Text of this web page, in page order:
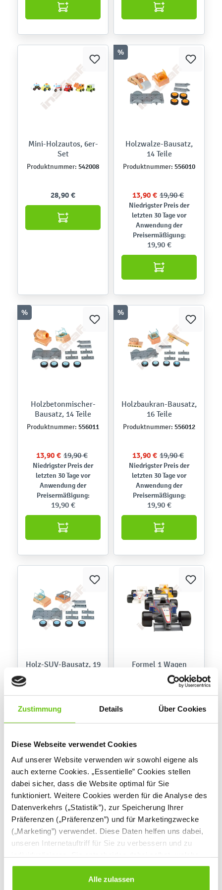
Zustimmung Details Über Cookies
Diese Webseite verwendet Cookies
Auf unserer Website verwenden wir sowohl eigene als
auch externe Cookies. „Essentielle” Cookies stellen
dabei sicher, dass die Website optimal für Sie
funktioniert. Weitere Cookies werden für die Analyse des
Datenverkehrs („Statistik”), zur Speicherung Ihrer
Präferenzen („Präferenzen”) und für Marketingzwecke
(„Marketing”) verwendet. Diese Daten helfen uns dabei,
unseren Internetauftriff für Sie zu verbessern und zu
Cookies Sie erlauben. Verweigern Sie Ihre Zustimmung,
wählen Sie „Alle ablehnen” – in diesem Fall werden nur
Alle zulassen
Mini-Holzautos, 6er-
Set
Produktnummer: 542008
28,90 €
%
Holzwalze-Bausatz,
14 Teile
Produktnummer: 556010
13,90 € 19,90 €
Niedrigster Preis der
letzten 30 Tage vor
Anwendung der
Preisermäßigung:
19,90 €
%
Holzbetonmischer-
Bausatz, 14 Teile
Produktnummer: 556011
13,90 € 19,90 €
Niedrigster Preis der
letzten 30 Tage vor
Anwendung der
Preisermäßigung:
19,90 €
%
Holzbaukran-Bausatz,
16 Teile
Produktnummer: 556012
13,90 € 19,90 €
Niedrigster Preis der
letzten 30 Tage vor
Anwendung der
Preisermäßigung:
19,90 €
Holz-SUV-Bausatz, 19
13,90 €
Formel 1 Wagen
038050
%